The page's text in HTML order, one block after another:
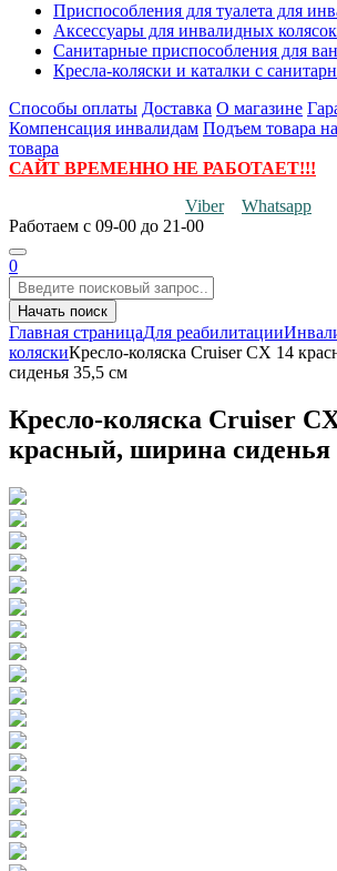
Приспособления для туалета для
Аксессуары для инвалидных колясок
Санитарные приспособления для
Кресла-коляски и каталки с
Способы оплаты Доставка О магазине
Компенсация инвалидам Подъем товара
товара
САЙТ ВРЕМЕННО НЕ РАБОТАЕТ!!!
Viber
Whatsapp
Работаем с 09-00 до 21-00
0
Начать поиск
Главная страницаДля реабилитации
коляскиКресло-коляска Cruiser CX 14
сиденья 35,5 см
Кресло-коляска Cruiser
красный, ширина сиденья